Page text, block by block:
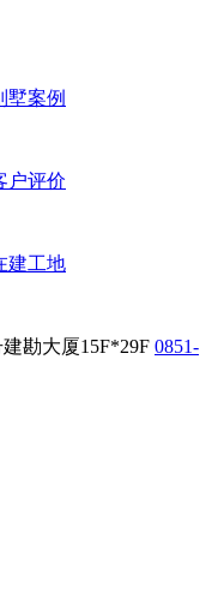
墅案例
户评价
建工地
勘大厦15F*29F 0851-